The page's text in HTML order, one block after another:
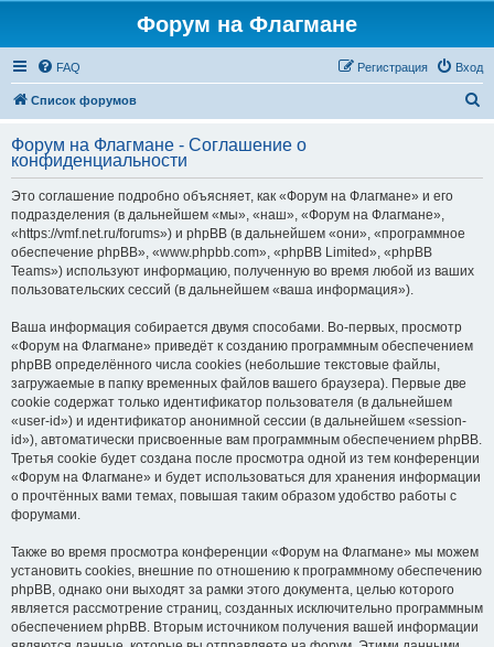
Форум на Флагмане
FAQ Вход
Регистрация
Список форумов
с
Форум на Флагмане - Соглашение о
конфиденциальности
Это соглашение подробно объясняет, как «Форум на Флагмане» и его
подразделения (в дальнейшем «мы», «наш», «Форум на Флагмане»,
«https://vmf.net.ru/forums») и phpBB (в дальнейшем «они», «программное
обеспечение phpBB», «www.phpbb.com», «phpBB Limited», «phpBB
Teams») используют информацию, полученную во время любой из ваших
пользовательских сессий (в дальнейшем «ваша информация»).
Ваша информация собирается двумя способами. Во-первых, просмотр
«Форум на Флагмане» приведёт к созданию программным обеспечением
phpBB определённого числа cookies (небольшие текстовые файлы,
загружаемые в папку временных файлов вашего браузера). Первые две
cookie содержат только идентификатор пользователя (в дальнейшем
«user-id») и идентификатор анонимной сессии (в дальнейшем «session-
id»), автоматически присвоенные вам программным обеспечением phpBB.
Третья cookie будет создана после просмотра одной из тем конференции
«Форум на Флагмане» и будет использоваться для хранения информации
о прочтённых вами темах, повышая таким образом удобство работы с
форумами.
Также во время просмотра конференции «Форум на Флагмане» мы можем
установить cookies, внешние по отношению к программному обеспечению
phpBB, однако они выходят за рамки этого документа, целью которого
является рассмотрение страниц, созданных исключительно программным
обеспечением phpBB. Вторым источником получения вашей информации